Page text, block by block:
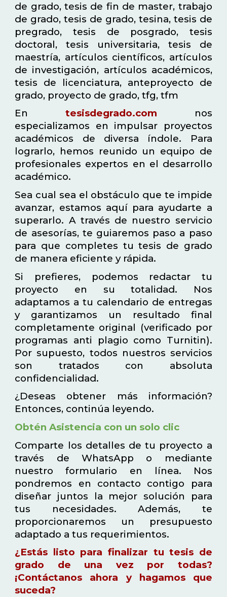
de grado, tesis de fin de master, trabajo
de grado, tesis de grado, tesina, tesis de
pregrado, tesis de posgrado, tesis
doctoral, tesis universitaria, tesis de
maestría, artículos científicos, artículos
de investigación, artículos académicos,
tesis de licenciatura, anteproyecto de
grado, proyecto de grado, tfg, tfm
En tesisdegrado.com nos
especializamos en impulsar proyectos
académicos de diversa índole. Para
lograrlo, hemos reunido un equipo de
profesionales expertos en el desarrollo
académico.
Sea cual sea el obstáculo que te impide
avanzar, estamos aquí para ayudarte a
superarlo. A través de nuestro servicio
de asesorías, te guiaremos paso a paso
para que completes tu tesis de grado
de manera eficiente y rápida.
Si prefieres, podemos redactar tu
proyecto en su totalidad. Nos
adaptamos a tu calendario de entregas
y garantizamos un resultado final
completamente original (verificado por
programas anti plagio como Turnitin).
Por supuesto, todos nuestros servicios
son tratados con absoluta
confidencialidad.
¿Deseas obtener más información?
Entonces, continúa leyendo.
Obtén Asistencia con un solo clic
Comparte los detalles de tu proyecto a
través de WhatsApp o mediante
nuestro formulario en línea. Nos
pondremos en contacto contigo para
diseñar juntos la mejor solución para
tus necesidades. Además, te
proporcionaremos un presupuesto
adaptado a tus requerimientos.
¿Estás listo para finalizar tu tesis de
grado de una vez por todas?
¡Contáctanos ahora y hagamos que
suceda?